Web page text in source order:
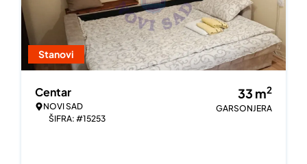
Stanovi
Centar
NOVI SAD
ŠIFRA: #15253
33 m2
GARSONJERA